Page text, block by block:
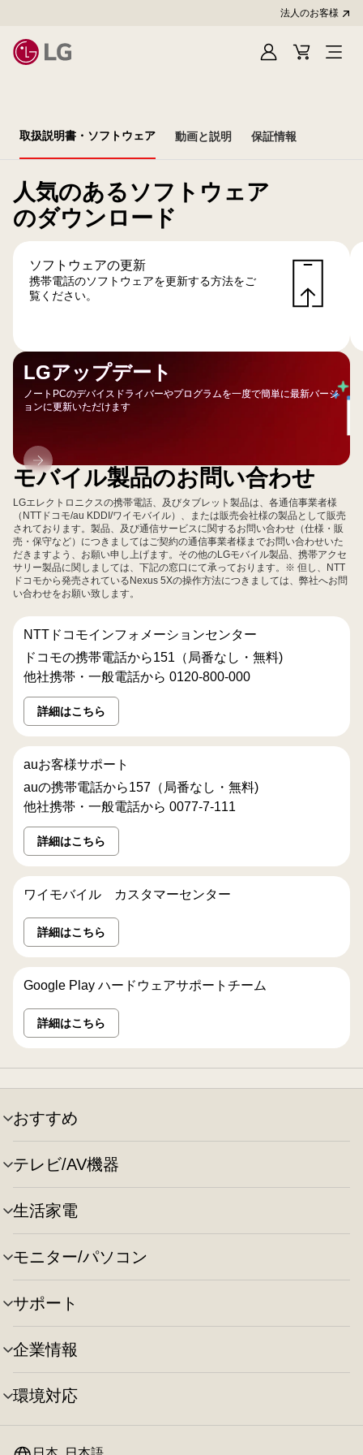
法人のお客様
Sign
Cart
取扱説明書・ソフトウェア 動画と説明 保証情報
人気のあるソフトウェア
のダウンロード
ソフトウェアの更新
携帯電話のソフトウェアを更新する方法をご
覧ください。
LGアップデート
ノートPCのデバイスドライバーやプログラムを一度で簡単に最新バージ
ョンに更新いただけます
LG
ア
プ
デ
ー
ト
モバイル製品のお問い合わせ
LGエレクトロニクスの携帯電話、及びタブレット製品は、各通信事業者様
（NTTドコモ/au KDDI/ワイモバイル）、または販売会社様の製品として販売
されております。製品、及び通信サービスに関するお問い合わせ（仕様・販
売・保守など）につきましてはご契約の通信事業者様までお問い合わせいた
だきますよう、お願い申し上げます。その他のLGモバイル製品、携帯アクセ
サリー製品に関しましては、下記の窓口にて承っております。※ 但し、NTT
ドコモから発売されているNexus 5Xの操作方法につきましては、弊社へお問
い合わせをお願い致します。
NTTドコモインフォメーションセンター
ドコモの携帯電話から151（局番なし・無料)
他社携帯・一般電話から 0120-800-000
詳細はこちら
auお客様サポート
auの携帯電話から157（局番なし・無料)
他社携帯・一般電話から 0077-7-111
詳細はこちら
ワイモバイル カスタマーセンター
詳細はこちら
Google Play ハードウェアサポートチーム
詳細はこちら
おすすめ
メ
ニ
ュ
ー
の
切
り
替
え
テレビ/AV機器
メ
ニ
ュ
ー
の
切
り
替
え
生活家電
メ
ニ
ュ
ー
の
切
り
替
え
モニター/パソコン
メ
ニ
ュ
ー
の
切
り
替
え
サポート
メ
ニ
ュ
ー
の
切
り
替
企業情報
メ
ニ
ュ
ー
環境対応
メ
ー